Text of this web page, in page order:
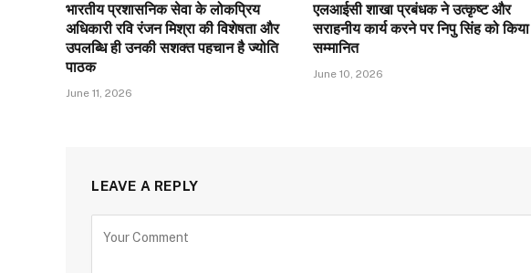
भारतीय प्रशासनिक सेवा के लोकप्रिय
अधिकारी रवि रंजन मिश्रा की विशेषता और
उपलब्धि ही उनकी सशक्त पहचान है ज्योति
पाठक
June 11, 2026
एलआईसी शाखा प्रबंधक ने उत्कृष्ट और
सराहनीय कार्य करने पर निपु सिंह को किया
सम्मानित
June 10, 2026
LEAVE A REPLY